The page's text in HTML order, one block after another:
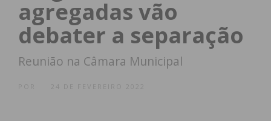
agregadas vão
debater a separação
Reunião na Câmara Municipal
24 DE FEVEREIRO 2022